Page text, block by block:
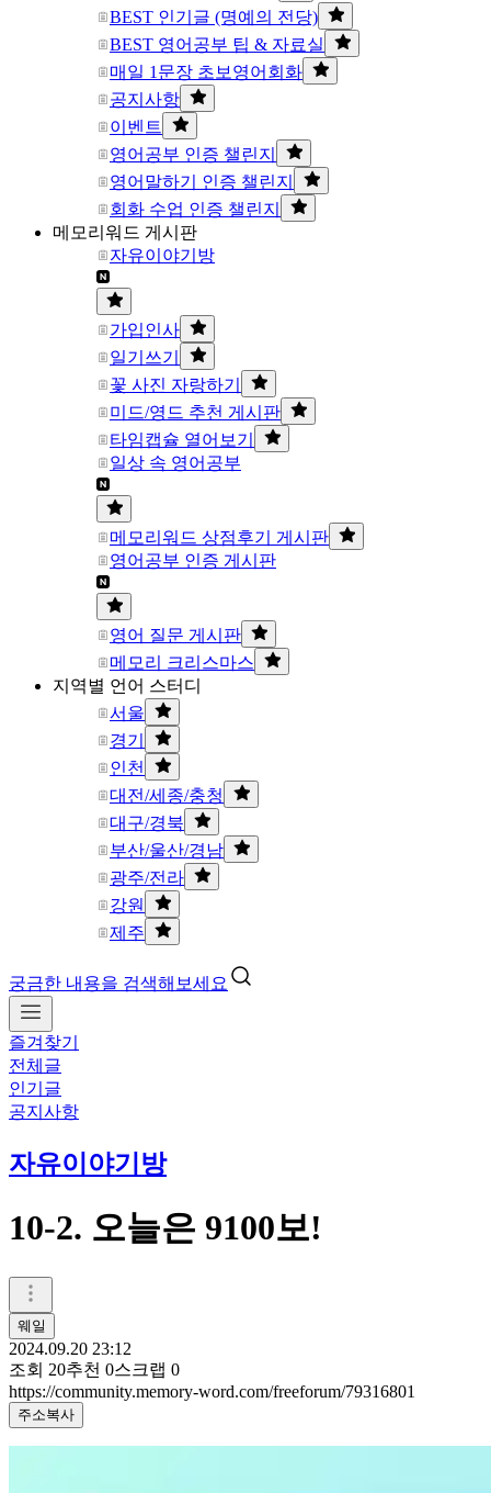
BEST 인기글 (명예의 전당)
BEST 영어공부 팁 & 자료실
매일 1문장 초보영어회화
공지사항
이벤트
영어공부 인증 챌린지
영어말하기 인증 챌린지
회화 수업 인증 챌린지
메모리워드 게시판
자유이야기방
가입인사
일기쓰기
꽃 사진 자랑하기
미드/영드 추천 게시판
타임캡슐 열어보기
일상 속 영어공부
메모리워드 상점후기 게시판
영어공부 인증 게시판
영어 질문 게시판
메모리 크리스마스
지역별 언어 스터디
서울
경기
인천
대전/세종/충청
대구/경북
부산/울산/경남
광주/전라
강원
제주
궁금한 내용을 검색해보세요
즐겨찾기
전체글
인기글
공지사항
자유이야기방
10-2. 오늘은 9100보!
웨일
2024.09.20 23:12
조회 20추천 0스크랩 0
https://community.memory-word.com/freeforum/79316801
주소복사